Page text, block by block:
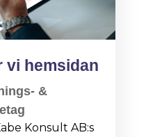
vi hemsidan
&
Konsult AB:s